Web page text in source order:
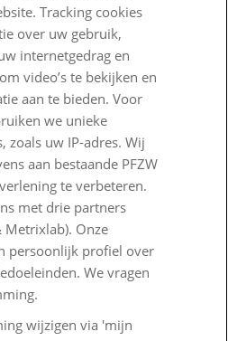
Tracking cookies
over uw gebruik,
internetgedrag en
video’s te bekijken en
aan te bieden. Voor
we unieke
zoals uw IP-adres. Wij
aan bestaande PFZW
te verbeteren.
met drie partners
Onze
persoonlijk profiel over
We vragen
wijzigen via 'mijn